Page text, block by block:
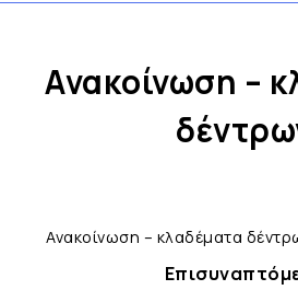
Ανακοίνωση –
Ανακοίνωση – κλαδέματα